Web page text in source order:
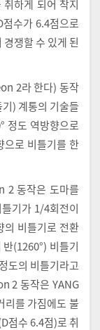
하게 되어 착지
수가 6.4점으로
쟁할 수 있게 된
2라 한다) 동작
) 계통의 기술들
정도 역방향으로
으로 비틀기를 한
2 동작은 도마를
기가 1/4회전이
의 비틀기로 전환
(1260°) 비틀기
도의 비틀기라고
2 동작은 YANG
리를 가짐에도 불
점수 6.4점)로 취